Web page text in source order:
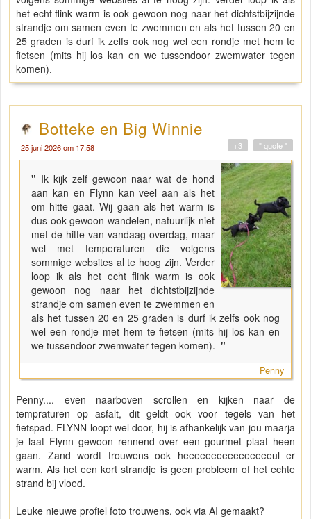
het echt flink warm is ook gewoon nog naar het dichtstbijzijnde
strandje om samen even te zwemmen en als het tussen 20 en
25 graden is durf ik zelfs ook nog wel een rondje met hem te
fietsen (mits hij los kan en we tussendoor zwemwater tegen
komen).
Botteke en Big Winnie
25 juni 2026 om 17:58 " quote "
+3
" Ik kijk zelf gewoon naar wat de hond
aan kan en Flynn kan veel aan als het
om hitte gaat. Wij gaan als het warm is
dus ook gewoon wandelen, natuurlijk niet
met de hitte van vandaag overdag, maar
wel met temperaturen die volgens
sommige websites al te hoog zijn. Verder
loop ik als het echt flink warm is ook
gewoon nog naar het dichtstbijzijnde
strandje om samen even te zwemmen en
als het tussen 20 en 25 graden is durf ik zelfs ook nog
wel een rondje met hem te fietsen (mits hij los kan en
we tussendoor zwemwater tegen komen). "
Penny
Penny.... even naarboven scrollen en kijken naar de
tempraturen op asfalt, dit geldt ook voor tegels van het
fietspad. FLYNN loopt wel door, hij is afhankelijk van jou maarja
je laat Flynn gewoon rennend over een gourmet plaat heen
gaan. Zand wordt trouwens ook heeeeeeeeeeeeeeeeul er
warm. Als het een kort strandje is geen probleem of het echte
strand bij vloed.
Leuke nieuwe profiel foto trouwens, ook via AI gemaakt?